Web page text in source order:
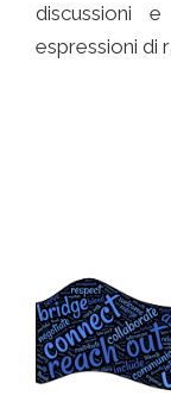
discussioni
espressioni di